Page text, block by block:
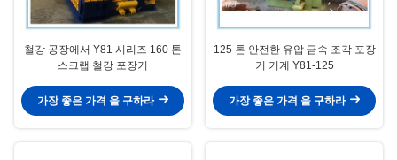
철강 공장에서 Y81 시리즈 160 톤
스크랩 ​​철강 포장기
가장 좋은 가격 을 구하라
125 톤 안전한 유압 금속 조각 포장
기 기계 Y81-125
가장 좋은 가격 을 구하라